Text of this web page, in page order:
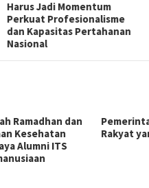
Pemerintahan Prabowo
Mengkhawatirkan, Usul
Lima Langkah Perbaikan
Pemerintah Umbar Janji,
Rakyat yang Memperbaiki